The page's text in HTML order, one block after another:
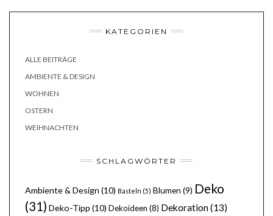
KATEGORIEN
ALLE BEITRÄGE
AMBIENTE & DESIGN
WOHNEN
OSTERN
WEIHNACHTEN
SCHLAGWÖRTER
Ambiente & Design (10) Basteln (5) Blumen (9) Deko
(31) Deko-Tipp (10) Dekoideen (8) Dekoration(13)